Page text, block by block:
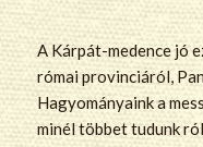
A Kárpát-medence jó
római provinciáról,
Hagyományaink a
minél többet tudunk